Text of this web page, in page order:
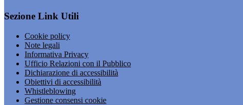
Sezione Link Utili
Cookie policy
Note legali
Informativa Privacy
Ufficio Relazioni con il Pubblico
Dichiarazione di accessibilità
Obiettivi di accessibilità
Whistleblowing
Gestione consensi cookie